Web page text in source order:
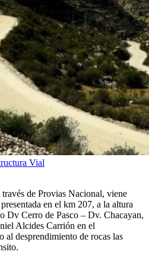
Vial
de Provias Nacional, viene
en el km 207, a la altura
Dv Cerro de Pasco – Dv. Chacayan,
Alcides Carrión en el
al desprendimiento de rocas las